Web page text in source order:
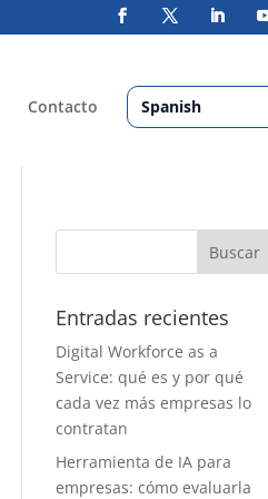
Contacto
Entradas recientes
Digital Workforce as a
Service: qué es y por qué
cada vez más empresas lo
contratan
Herramienta de IA para
empresas: cómo evaluarla